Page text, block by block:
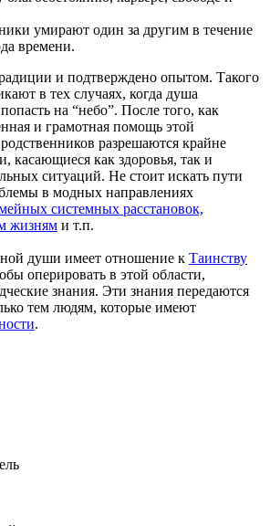
умирают один за другим в течение
времени.
и подтверждено опытом. Такого
в тех случаях, когда душа
на “небо”. После того, как
и грамотная помощь этой
разрешаются крайне
касающиеся как здоровья, так и
ситуаций. Не стоит искать пути
в модных направлениях
системных расстановок,
жизням и т.п.
души имеет отношение к Таинству
оперировать в этой области,
знания. Эти знания передаются
тем людям, которые имеют
.